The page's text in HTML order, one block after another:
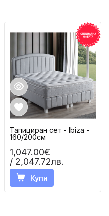
1,047.00€
/ 2,047.72лв.
Тапициран сет - Ibiza -
160/200см
Купи